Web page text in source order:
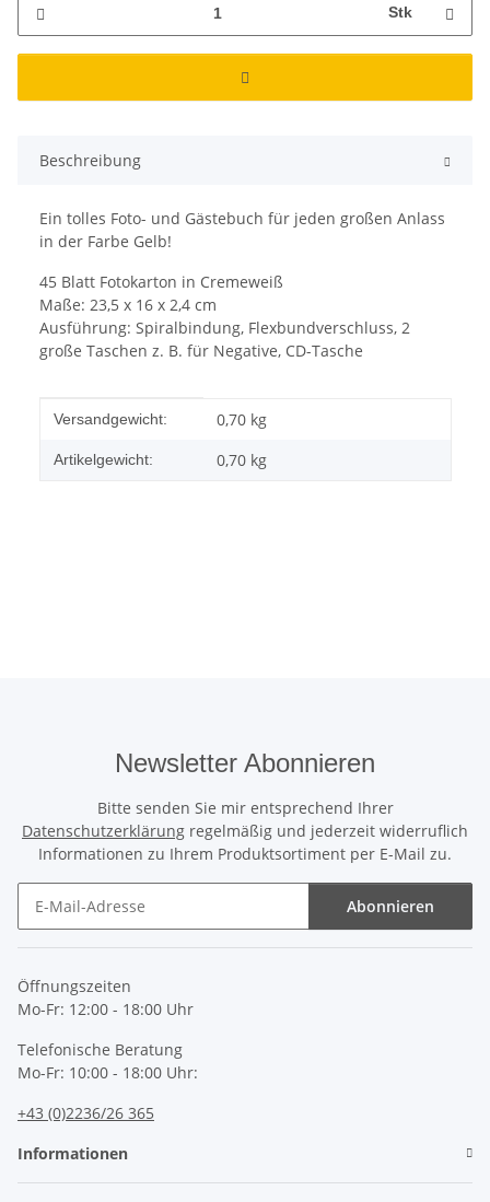
Stk
Beschreibung
Ein tolles Foto- und Gästebuch für jeden großen Anlass
in der Farbe Gelb!
45 Blatt Fotokarton in Cremeweiß
Maße: 23,5 x 16 x 2,4 cm
Ausführung: Spiralbindung, Flexbundverschluss, 2
große Taschen z. B. für Negative, CD-Tasche
Produkteigenschaft
Wert
Versandgewicht: 0,70 kg
Artikelgewicht: 0,70 kg
Newsletter Abonnieren
Bitte senden Sie mir entsprechend Ihrer
Datenschutzerklärung regelmäßig und jederzeit widerruflich
Informationen zu Ihrem Produktsortiment per E-Mail zu.
Abonnieren
Öffnungszeiten
Mo-Fr: 12:00 - 18:00 Uhr
Telefonische Beratung
Mo-Fr: 10:00 - 18:00 Uhr:
+43 (0)2236/26 365
Informationen